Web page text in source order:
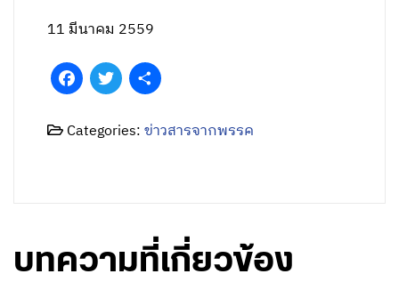
11 มีนาคม 2559
FacebookTwitter
Categories:ข่าวสารจากพรรค
บทความที่เกี่ยวข้อง